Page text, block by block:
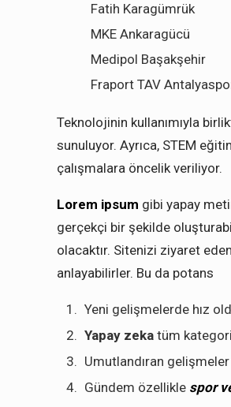
Fatih Karagümrük
MKE Ankaragücü
Medipol Başakşehir
Fraport TAV
Teknolojinin kullanımıyla
sunuluyor. Ayrıca, STEM
çalışmalara öncelik veriliyor.
Lorem ipsum gibi yapay
gerçekçi bir şekilde
olacaktır. Sitenizi ziyaret
anlayabilirler. Bu da potans
Yeni gelişmelerde hız
Yapay zeka tüm
Umutlandıran
Gündem özellikle spor